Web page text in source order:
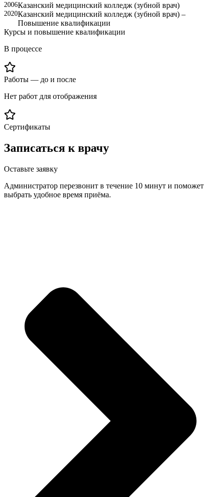
Казанский медицинский колледж (зубной врач)
2006
Казанский медицинский колледж (зубной врач) –
Повышение квалификации
2020
Курсы и повышение квалификации
В процессе
Работы — до и после
Нет работ для отображения
Сертификаты
Записаться к врачу
Оставьте заявку
Администратор перезвонит в течение 10 минут и поможет
выбрать удобное время приёма.